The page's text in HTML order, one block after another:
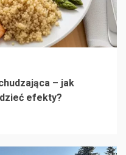
– jak
efekty?